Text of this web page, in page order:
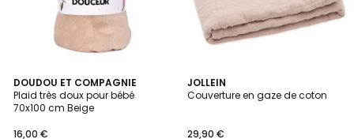
DOUDOU ET COMPAGNIE
Plaid très doux pour bébé
70x100 cm Beige
16,00 €
JOLLEIN
Couverture en gaze de coton
29,90 €
2
Couleurs